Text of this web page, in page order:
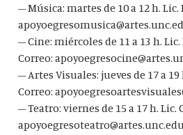
– Música: martes de 10 a 12 h. Lic.
– Cine: miércoles de 11 a 13 h.
Correo:
– Artes Visuales: jueves de 17 a
Correo:
– Teatro: viernes de 15 a 17 h.